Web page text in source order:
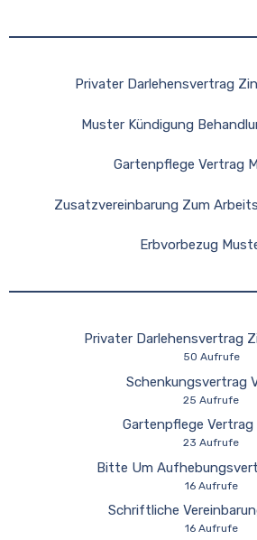
Privater Darlehensvertrag
Muster Kündigung
Gartenpflege Vertrag
Zusatzvereinbarung Zum
Erbvorbezug
Privater Darlehensvertrag
50 Aufrufe
Schenkungsvertrag
25 Aufrufe
Gartenpflege Vertrag
23 Aufrufe
Bitte Um
16 Aufrufe
Schriftliche
16 Aufrufe